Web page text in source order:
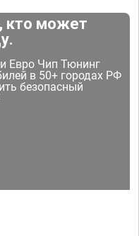
кто может
Евро Чип Тюнинг
в 50+ городах РФ
безопасный